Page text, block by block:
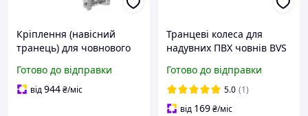
Кріплення (навісний
транець) для човнового
пластик
Готово до відправки
від944₴/міс
Транцеві колеса для
надувних ПВХ човнів BVS
складні пневматичні
260x85 навантаження до
210 кг оцинковане новий
Готово до відправки
5.0 (1)
від 169₴/міс